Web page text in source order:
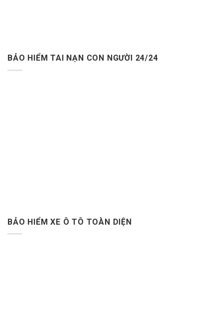
BẢO HIỂM TAI NẠN CON NGƯỜI 24/24
BẢO HIỂM XE Ô TÔ TOÀN DIỆN